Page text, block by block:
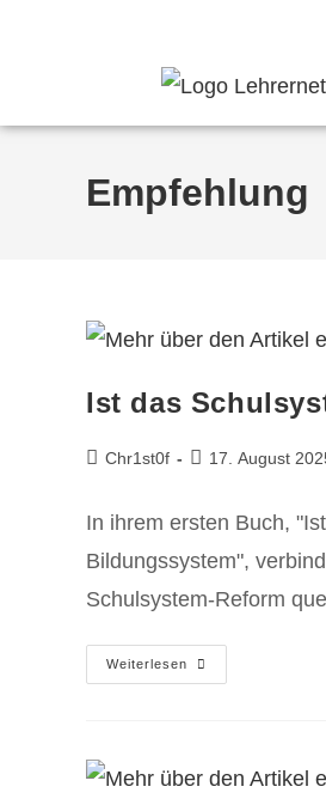
Empfehlung
Ist das
Chr1st0f 17. August
In ihrem ersten Buch,
Bildungssystem",
Schulsystem‑Reform
Weiterlesen